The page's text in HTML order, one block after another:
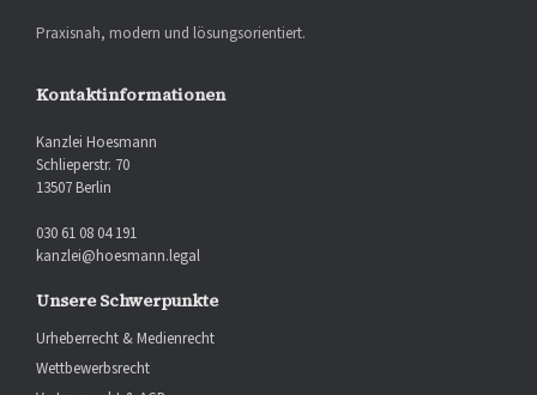
Praxisnah, modern und lösungsorientiert.
Kontaktinformationen
Kanzlei Hoesmann
Schlieperstr. 70
13507 Berlin
030 61 08 04 191
kanzlei@hoesmann.legal
Unsere Schwerpunkte
Urheberrecht & Medienrecht
Wettbewerbsrecht